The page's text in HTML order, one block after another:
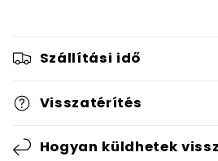
Szállítási idő
Visszatérítés
Hogyan küldhetek